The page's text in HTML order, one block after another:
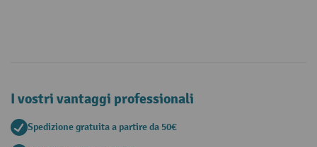
I vostri vantaggi professionali
Spedizione gratuita a partire da 50€